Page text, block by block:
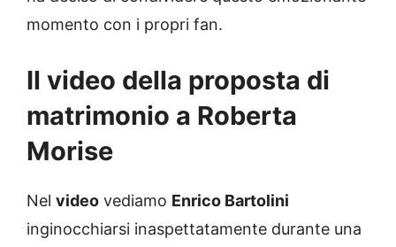
momento con i propri fan.
Il video della proposta di
matrimonio a Roberta
Morise
Nel video vediamo Enrico Bartolini
inginocchiarsi inaspettatamente durante una